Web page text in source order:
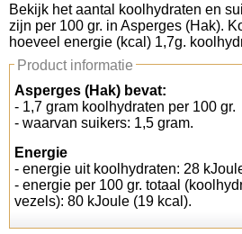
Koolhydraten tellen
Links
Bekijk het aantal koolhydraten en
zijn per 100 gr. in Asperges (Hak).
hoeveel energie (kcal) 1,7g.
Product informatie
Asperges (Hak) bevat:
- 1,7 gram koolhydraten per 100 gr.
- waarvan suikers: 1,5 gram.
Energie
- energie uit koolhydraten: 28
- energie per 100 gr. totaal
vezels): 80 kJoule (19 kcal).